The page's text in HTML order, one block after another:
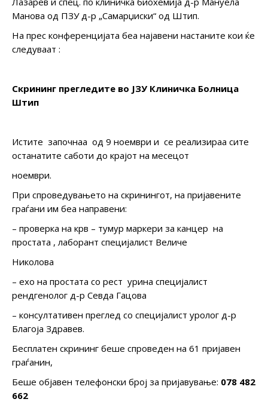
Манова од ПЗУ д-р „Самарџиски“ од Штип.
На прес конференцијата беа најавени настаните кои ќе
следуваат :
Скрининг прегледите во ЈЗУ Клиничка Болница
Штип
Истите започнаа од 9 ноември и се реализираа сите
останатите саботи до крајот на месецот
ноември.
При спроведувањето на скринингот, на пријавените
граѓани им беа направени:
– проверка на крв – тумур маркери за канцер на
простата , лаборант специјалист Величе
Николова
– ехо на простата со рест урина специјалист
рендгенолог д-р Севда Гацова
– консултативен преглед со специјалист уролог д-р
Благоја Здравев.
Бесплатен скрининг беше спроведен на 61 пријавен
граѓанин,
Беше објавен телефонски број за пријавување: 078 482
662